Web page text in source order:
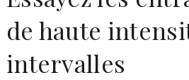
de haute
intervalles